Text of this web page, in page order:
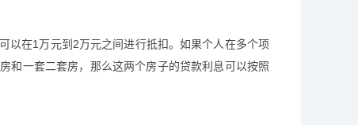
以在1万元到2万元之间进行抵扣。如果个人在多个项
和一套二套房，那么这两个房子的贷款利息可以按照